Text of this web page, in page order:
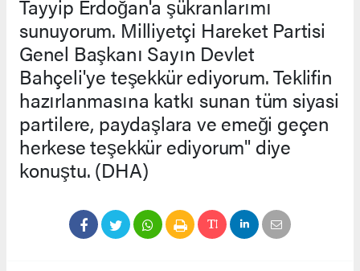
Tayyip Erdoğan'a şükranlarımı
sunuyorum. Milliyetçi Hareket Partisi
Genel Başkanı Sayın Devlet
Bahçeli'ye teşekkür ediyorum. Teklifin
hazırlanmasına katkı sunan tüm siyasi
partilere, paydaşlara ve emeği geçen
herkese teşekkür ediyorum" diye
konuştu. (DHA)